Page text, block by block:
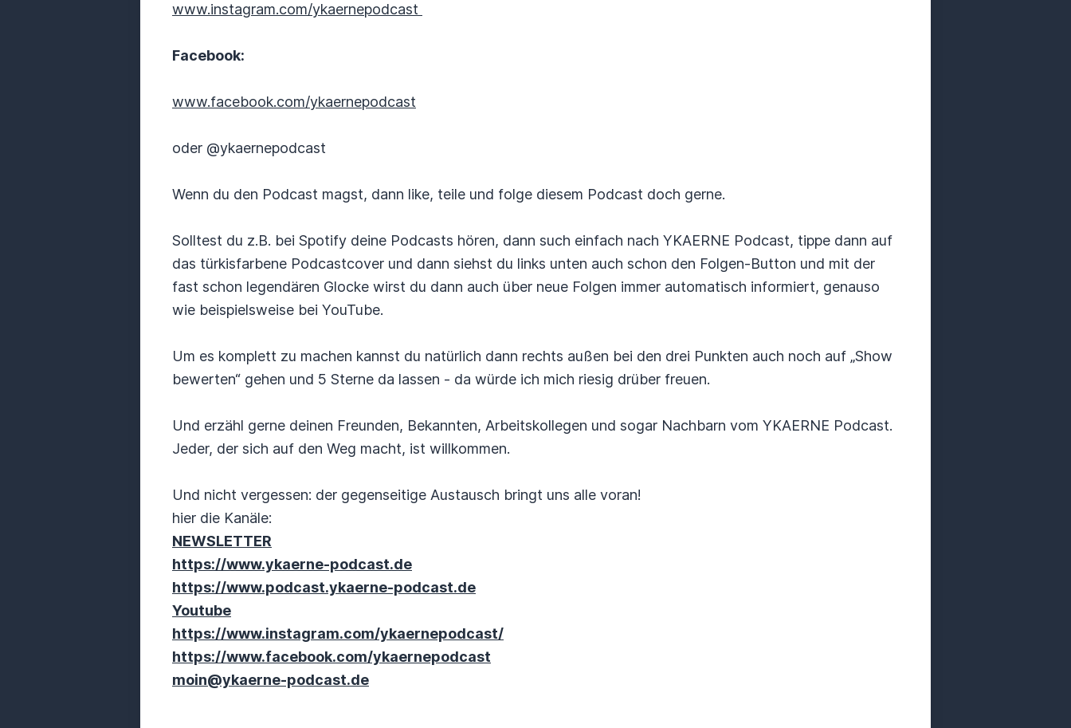
www.instagram.com/ykaernepodcast
Facebook:
www.facebook.com/ykaernepodcast
oder @ykaernepodcast
Wenn du den Podcast magst, dann like, teile und folge diesem Podcast doch gerne.
Solltest du z.B. bei Spotify deine Podcasts hören, dann such einfach nach YKAERNE Podcast, tippe dann auf
das türkisfarbene Podcastcover und dann siehst du links unten auch schon den Folgen-Button und mit der
fast schon legendären Glocke wirst du dann auch über neue Folgen immer automatisch informiert, genauso
wie beispielsweise bei YouTube.
Um es komplett zu machen kannst du natürlich dann rechts außen bei den drei Punkten auch noch auf „Show
bewerten“ gehen und 5 Sterne da lassen - da würde ich mich riesig drüber freuen.
Und erzähl gerne deinen Freunden, Bekannten, Arbeitskollegen und sogar Nachbarn vom YKAERNE Podcast.
Jeder, der sich auf den Weg macht, ist willkommen.
Und nicht vergessen: der gegenseitige Austausch bringt uns alle voran!
hier die Kanäle:
NEWSLETTER
https://www.ykaerne-podcast.de
https://www.podcast.ykaerne-podcast.de
Youtube
https://www.instagram.com/ykaernepodcast/
https://www.facebook.com/ykaernepodcast
moin@ykaerne-podcast.de